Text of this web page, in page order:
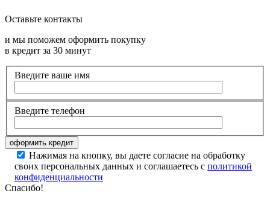
Оставьте контакты
и мы поможем оформить покупку
в кредит за 30 минут
Введите ваше имя
Введите телефон
Нажимая на кнопку, вы даете согласие на обработку
своих персональных данных и соглашаетесь с политикой
конфиденциальности
Спасибо!